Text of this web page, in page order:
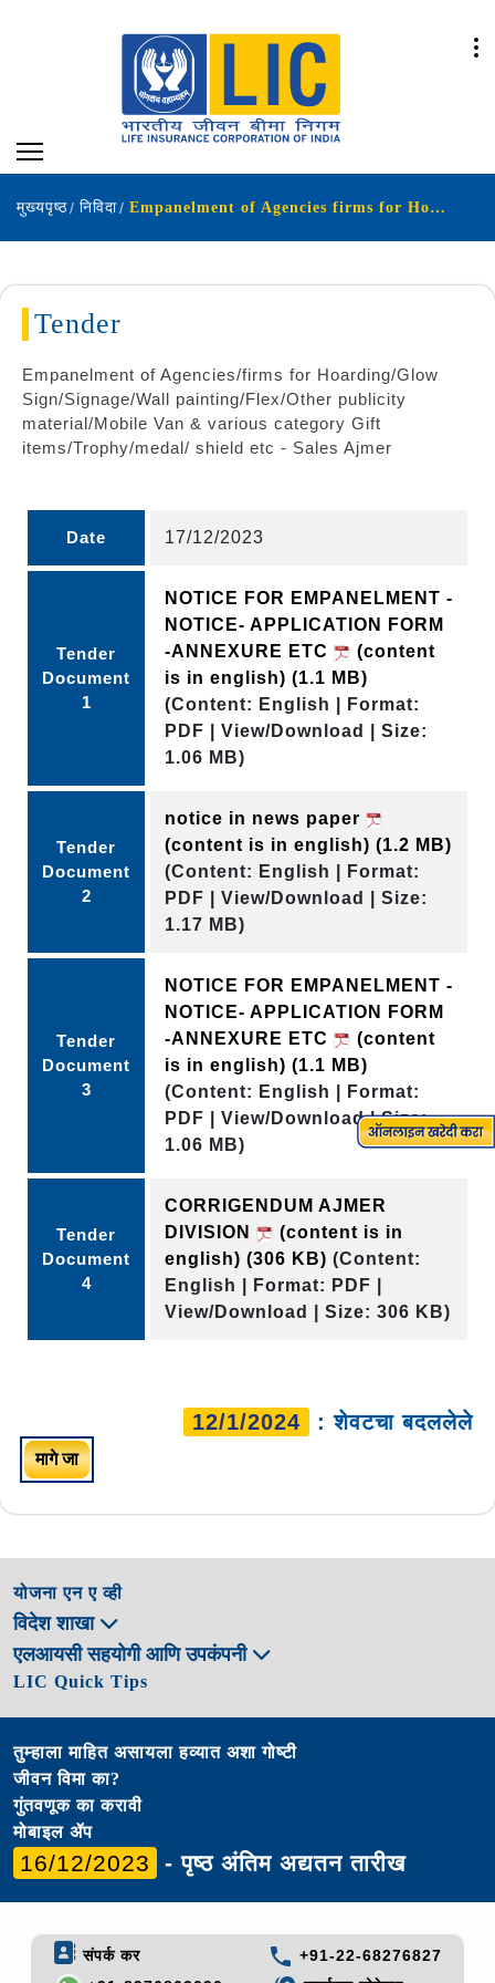
मुख्यपृष्ठ निविदा Empanelment of Agencies firms for Hoarding Glow Sign Signage Wall painting Flex Other publicity material Mobile Van various category Gift items Trophy medal shield etc
Tender
Empanelment of Agencies/firms for Hoarding/Glow
Sign/Signage/Wall painting/Flex/Other publicity
material/Mobile Van & various category Gift
items/Trophy/medal/ shield etc - Sales Ajmer
Date 17/12/2023
Tender
Document
1
NOTICE FOR EMPANELMENT -
NOTICE- APPLICATION FORM
-ANNEXURE ETC
(content
is in english) (1.1 MB)
(Content: English | Format:
PDF | View/Download | Size:
1.06 MB)
Tender
Document
2
notice in news paper
(content is in english) (1.2 MB)
(Content: English | Format:
PDF | View/Download | Size:
1.17 MB)
Tender
Document
3
NOTICE FOR EMPANELMENT -
NOTICE- APPLICATION FORM
-ANNEXURE ETC
(content
is in english) (1.1 MB)
(Content: English | Format:
PDF | View/Download | Size:
1.06 MB)
Tender
Document
4
CORRIGENDUM AJMER
DIVISION
(content is in
english) (306 KB) (Content:
English | Format: PDF |
View/Download | Size: 306 KB)
12/1/2024 : शेवटचा बदललेले
मागे जा
योजना एन ए व्ही
विदेश शाखा
एलआयसी सहयोगी आणि उपकंपनी
LIC Quick Tips
तुम्हाला माहित असायला हव्यात अशा गोष्टी
जीवन विमा का?
गुंतवणूक का करावी
मोबाइल ॲप
16/12/2023 - पृष्ठ अंतिम अद्यतन तारीख
संपर्क कर
+91-22-68276827